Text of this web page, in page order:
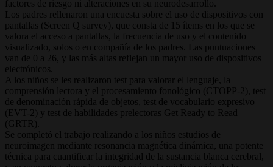
factores de riesgo ni alteraciones en su neurodesarrollo.
Los padres rellenaron una encuesta sobre el uso de dispositivos con
pantallas (Screen Q survey), que consta de 15 ítems en los que se
valora el acceso a pantallas, la frecuencia de uso y el contenido
visualizado, solos o en compañía de los padres. Las puntuaciones
van de 0 a 26, y las más altas reflejan un mayor uso de dispositivos
electrónicos.
A los niños se les realizaron test para valorar el lenguaje, la
comprensión lectora y el procesamiento fonológico (CTOPP-2), test
de denominación rápida de objetos, test de vocabulario expresivo
(EVT-2) y test de habilidades prelectoras Get Ready to Read
(GRTR).
Se completó el trabajo realizando a los niños estudios de
neuroimagen mediante resonancia magnética dinámica, una potente
técnica para cuantificar la integridad de la sustancia blanca cerebral,